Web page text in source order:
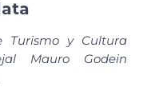
Turismo y Cultura
Mauro Godein